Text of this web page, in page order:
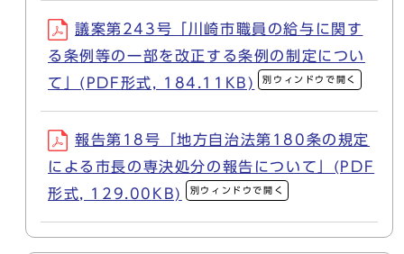
議案第243号「川崎市職員の給与に関す
る条例等の一部を改正する条例の制定につい
て」(PDF形式, 184.11KB)
別ウィンドウで開く
報告第18号「地方自治法第180条の規定
による市長の専決処分の報告について」(PDF
形式, 129.00KB)
別ウィンドウで開く